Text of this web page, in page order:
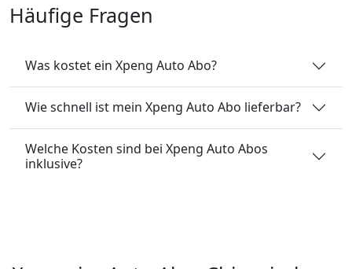
Häufige Fragen
Was kostet ein Xpeng Auto Abo?
Wie schnell ist mein Xpeng Auto Abo lieferbar?
Welche Kosten sind bei Xpeng Auto Abos
inklusive?